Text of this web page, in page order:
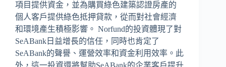
項目提供資金，並為購買綠色建築認證房產的
個人客戶提供綠色抵押貸款，從而對社會經濟
和環境產生積極影響。 Norfund的投資體現了對
SeABank日益增長的信任，同時也肯定了
SeABank的聲譽、運營效率和資金利用效率。此
外，這一投資還將幫助SeABank的企業客戶提升